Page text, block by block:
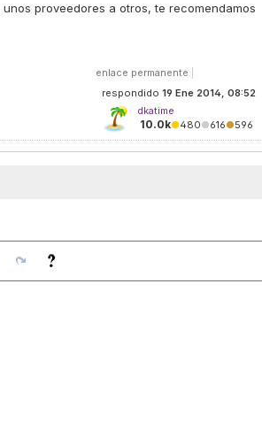
proveedores a otros, te recomendamos
enlace permanente
respondido 19 Ene 2014, 08:52
dkatime
10.0k●480●616●596